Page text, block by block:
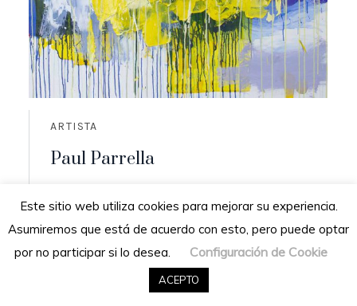
ARTISTA
Paul Parrella
Residencia: San Diego de los altos,
Venezuela
Este sitio web utiliza cookies para mejorar su experiencia.
Asumiremos que está de acuerdo con esto, pero puede optar
por no participar si lo desea.
Configuración de Cookie
ACEPTO